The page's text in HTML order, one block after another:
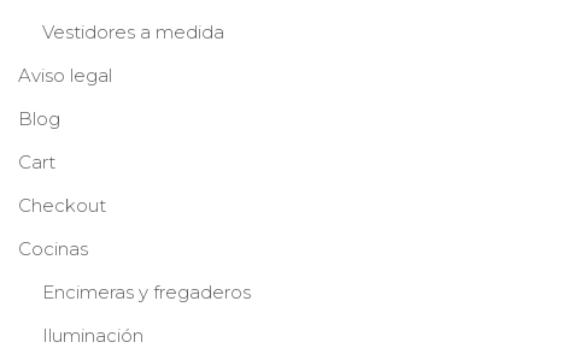
Vestidores a medida
Aviso legal
Blog
Cart
Checkout
Cocinas
Encimeras y fregaderos
Iluminación